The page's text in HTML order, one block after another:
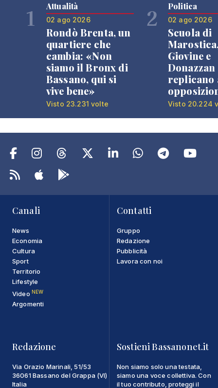
1 Attualità
02 ago 2026
Rondò Brenta, un
quartiere che
cambia: «Non
siamo il Bronx di
Bassano, qui si
vive bene»
Visto 23.231 volte
2 Politica
02 ago 2026
Scuola di
Giovine e
Donazzan
replicano
Visto 20.224
Canali
News
Economia
Cultura
Sport
Territorio
Lifestyle
Video NEW
Argomenti
Contatti
Gruppo
Redazione
Pubblicità
Lavora con noi
Redazione
Via Orazio Marinali, 51/53
36061 Bassano del Grappa (VI)
Italia
Sostieni Bassanonet.it
Non siamo solo una testata,
siamo una voce collettiva. Con
il tuo contributo, proteggi il